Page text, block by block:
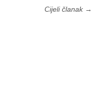
Cijeli članak →